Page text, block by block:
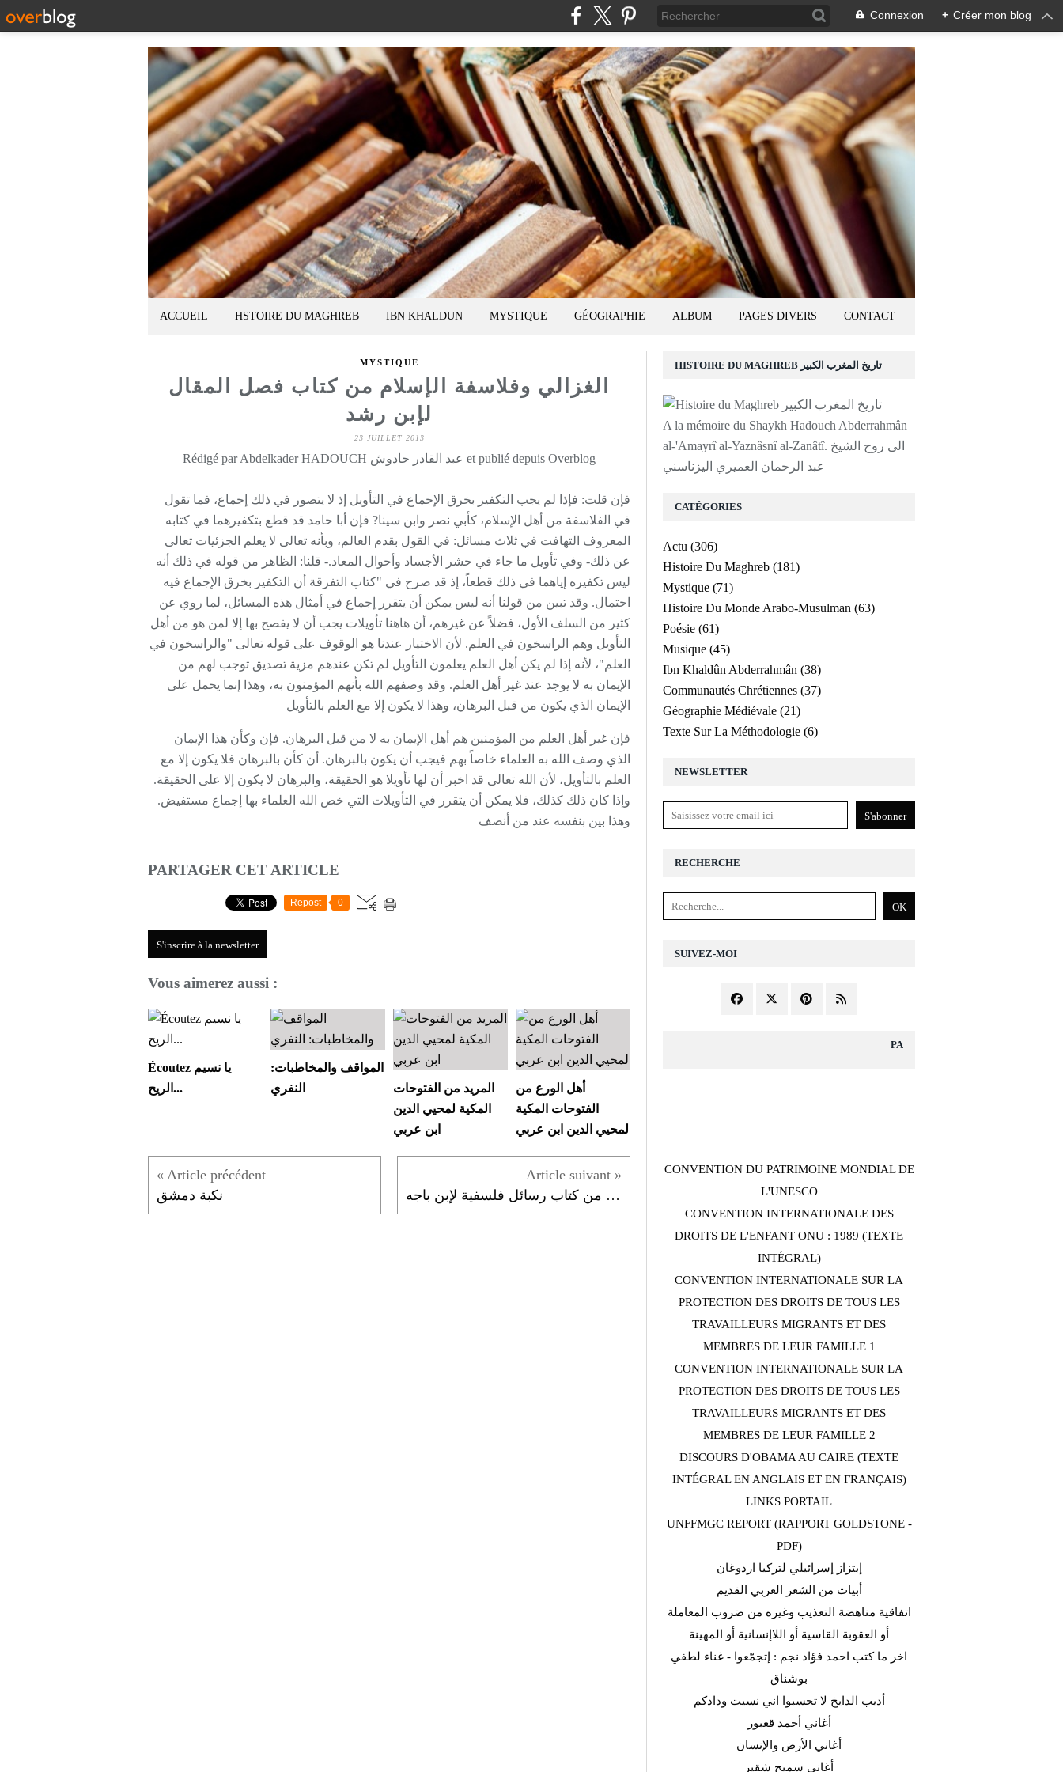
Connexion + Créer mon blog
ACCUEIL HSTOIRE DU MAGHREB IBN KHALDUN MYSTIQUE GÉOGRAPHIE ALBUM PAGES DIVERS CONTACT
MYSTIQUE
الغزالي وفلاسفة الإسلام من كتاب فصل المقال
لإبن رشد
23 JUILLET 2013
Rédigé par Abdelkader HADOUCH عبد القادر حادوش et publié depuis Overblog
فإن قلت: فإذا لم يجب التكفير بخرق الإجماع في التأويل إذ لا يتصور في ذلك إجماع، فما تقول
في الفلاسفة من أهل الإسلام، كأبي نصر وابن سينا? فإن أبا حامد قد قطع بتكفيرهما في كتابه
المعروف التهافت في ثلاث مسائل: في القول بقدم العالم، وبأنه تعالى لا يعلم الجزئيات تعالى
عن ذلك- وفي تأويل ما جاء في حشر الأجساد وأحوال المعاد.- قلنا: الظاهر من قوله في ذلك أنه
ليس تكفيره إياهما في ذلك قطعاً، إذ قد صرح في "كتاب التفرقة أن التكفير بخرق الإجماع فيه
احتمال. وقد تبين من قولنا أنه ليس يمكن أن يتقرر إجماع في أمثال هذه المسائل، لما روي عن
كثير من السلف الأول، فضلاً عن غيرهم، أن هاهنا تأويلات يجب أن لا يفصح بها إلا لمن هو من أهل
التأويل وهم الراسخون في العلم. لأن الاختيار عندنا هو الوقوف على قوله تعالى "والراسخون في
العلم"، لأنه إذا لم يكن أهل العلم يعلمون التأويل لم تكن عندهم مزية تصديق توجب لهم من
الإيمان به لا يوجد عند غير أهل العلم. وقد وصفهم الله بأنهم المؤمنون به، وهذا إنما يحمل على
الإيمان الذي يكون من قبل البرهان، وهذا لا يكون إلا مع العلم بالتأويل
فإن غير أهل العلم من المؤمنين هم أهل الإيمان به لا من قبل البرهان. فإن وكأن هذا الإيمان
الذي وصف الله به العلماء خاصاً بهم فيجب أن يكون بالبرهان. أن كأن بالبرهان فلا يكون إلا مع
العلم بالتأويل، لأن الله تعالى قد اخبر أن لها تأويلا هو الحقيقة، والبرهان لا يكون إلا على الحقيقة.
وإذا كان ذلك كذلك، فلا يمكن أن يتقرر في التأويلات التي خص الله العلماء بها إجماع مستفيض.
وهذا بين بنفسه عند من أنصف
PARTAGER CET ARTICLE
Repost 0
S'inscrire à la newsletter
Vous aimerez aussi :
Écoutez يا نسيم
الريح...
المواقف والمخاطبات:
النفري
المريد من الفتوحات
المكية لمحيي الدين
ابن عربي
أهل الورع من
الفتوحات المكية
لمحيي الدين ابن عربي
نكبة دمشق العقل، القوة المتخيلة والمعرفة النظرية من كتاب رسائل فلسفية لإبن باجه
NEWSLETTER
SUIVEZ-MOI
RECHERCHE
HISTOIRE DU MAGHREB تاريخ المغرب الكبير
A la mémoire du Shaykh Hadouch Abderrahmân
al-'Amayrî al-Yaznâsnî al-Zanâtî. الى روح الشيخ
عبد الرحمان العميري اليزناسني
CATÉGORIES
Actu (306)
Histoire Du Maghreb (181)
Mystique (71)
Histoire Du Monde Arabo-Musulman (63)
Poésie (61)
Musique (45)
Ibn Khaldûn Abderrahmân (38)
Communautés Chrétiennes (37)
Géographie Médiévale (21)
Texte Sur La Méthodologie (6)
PAGES DIVERS
CONVENTION DU PATRIMOINE MONDIAL DE
L'UNESCO
CONVENTION INTERNATIONALE DES
DROITS DE L'ENFANT ONU : 1989 (TEXTE
INTÉGRAL)
CONVENTION INTERNATIONALE SUR LA
PROTECTION DES DROITS DE TOUS LES
TRAVAILLEURS MIGRANTS ET DES
MEMBRES DE LEUR FAMILLE 1
CONVENTION INTERNATIONALE SUR LA
PROTECTION DES DROITS DE TOUS LES
TRAVAILLEURS MIGRANTS ET DES
MEMBRES DE LEUR FAMILLE 2
DISCOURS D'OBAMA AU CAIRE (TEXTE
INTÉGRAL EN ANGLAIS ET EN FRANÇAIS)
LINKS PORTAIL
UNFFMGC REPORT (RAPPORT GOLDSTONE -
PDF)
إبتزاز إسرائيلي لتركيا اردوغان
أبيات من الشعر العربي القديم
اتفاقية مناهضة التعذيب وغيره من ضروب المعاملة
أو العقوبة القاسية أو اللاإنسانية أو المهينة
اخر ما كتب احمد فؤاد نجم : إتجمّعوا - غناء لطفي
بوشناق
أديب الدايخ لا تحسبوا اني نسيت ودادكم
أغاني أحمد قعبور
أغاني الأرض والإنسان
أغاني سميح شقير